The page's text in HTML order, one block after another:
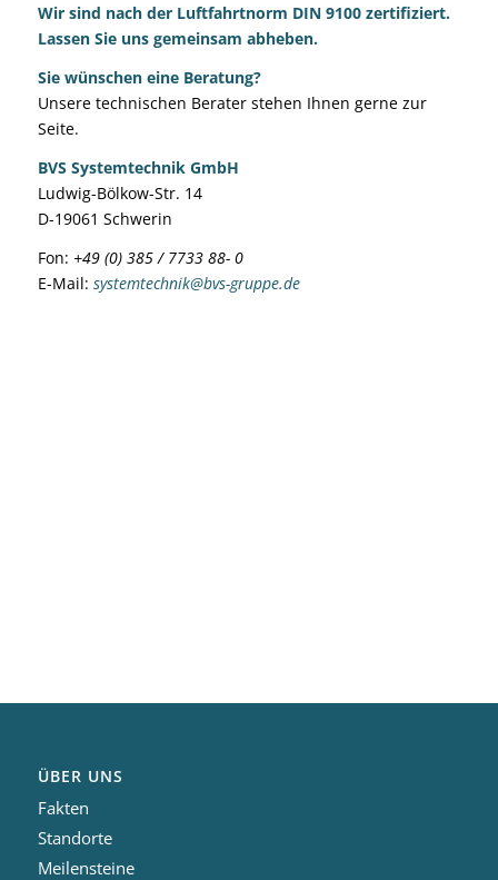
Wir sind nach der Luftfahrtnorm DIN 9100 zertifiziert.
Lassen Sie uns gemeinsam abheben.
Sie wünschen eine Beratung?
Unsere technischen Berater stehen Ihnen gerne zur
Seite.
BVS Systemtechnik GmbH
Ludwig-Bölkow-Str. 14
D-19061 Schwerin
Fon: +49 (0) 385 / 7733 88- 0
E-Mail: systemtechnik@bvs-gruppe.de
ÜBER UNS
Fakten
Standorte
Meilensteine